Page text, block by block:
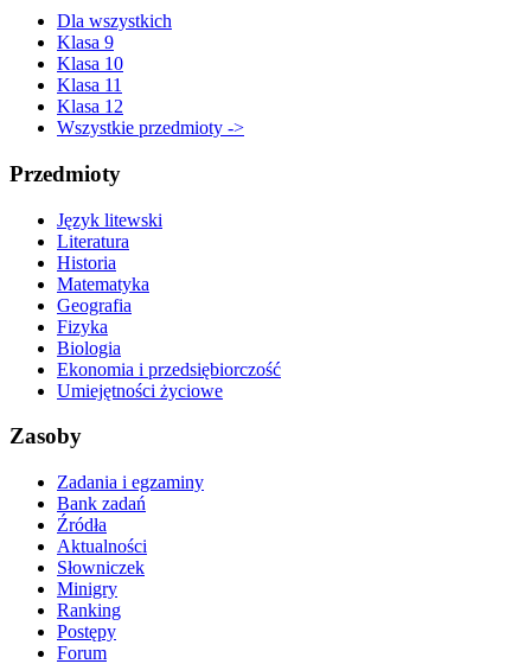
Dla wszystkich
Klasa 9
Klasa 10
Klasa 11
Klasa 12
Wszystkie przedmioty ->
Przedmioty
Język litewski
Literatura
Historia
Matematyka
Geografia
Fizyka
Biologia
Ekonomia i przedsiębiorczość
Umiejętności życiowe
Zasoby
Zadania i egzaminy
Bank zadań
Źródła
Aktualności
Słowniczek
Minigry
Ranking
Postępy
Forum